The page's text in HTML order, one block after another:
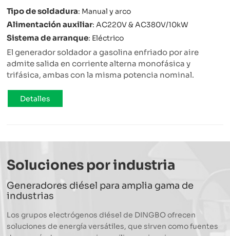
Tipo de soldadura: Manual y arco
Alimentación auxiliar: AC220V & AC380V/10kW
Sistema de arranque: Eléctrico
El generador soldador a gasolina enfriado por aire
admite salida en corriente alterna monofásica y
trifásica, ambas con la misma potencia nominal.
Detalles
Soluciones por industria
Generadores diésel para amplia gama de
industrias
Los grupos electrógenos diésel de DINGBO ofrecen
soluciones de energía versátiles, que sirven como fuentes